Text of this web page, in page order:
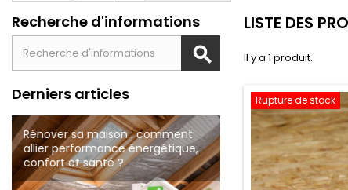
Recherche d'informations
Derniers articles
Tout savoir sur les cloisons à
ossature bois
Rénover sa maison : comment
allier performance énergétique,
confort et santé ?
Bâtiments Naturels à Tourcoing
Matériaux de construction
écologique à Roubaix
LISTE DES
Il y a 1 produit.
Rupture de stock